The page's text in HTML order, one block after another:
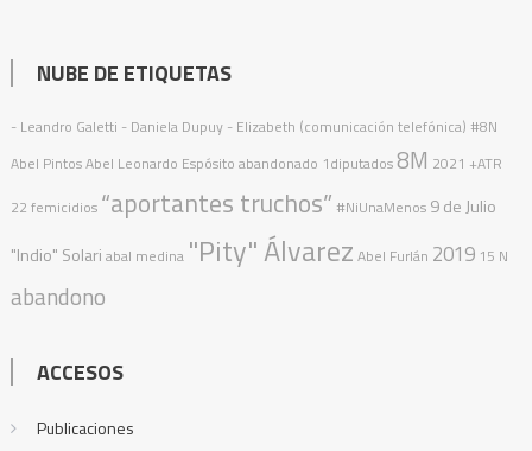
NUBE DE ETIQUETAS
- Leandro Galetti - Daniela Dupuy - Elizabeth (comunicación telefónica) #8N
Abel PintosAbel Leonardo Espósito abandonado 1diputados8M 2021 +ATR
22 femicidios “aportantes truchos” #NiUnaMenos 9 de Julio
"Indio" Solari abal medina "Pity" Álvarez Abel Furlán 2019 15 N
abandono
ACCESOS
Publicaciones